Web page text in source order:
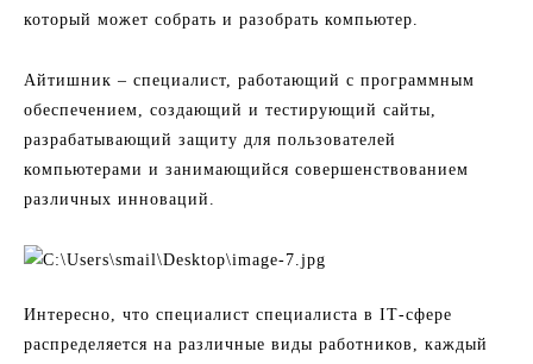
который может собрать и разобрать компьютер.
Айтишник – специалист, работающий с программным
обеспечением, создающий и тестирующий сайты,
разрабатывающий защиту для пользователей
компьютерами и занимающийся совершенствованием
различных инноваций.
Интересно, что специалист специалиста в ІТ-сфере
распределяется на различные виды работников, каждый